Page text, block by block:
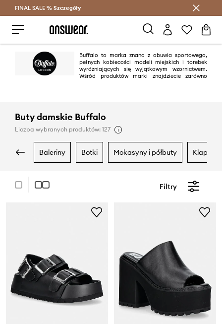
Oszczędzaj z Answear Club >
FINAL SALE % Szczegóły
Buffalo to marka znana z obuwia sportowego,
pełnych kobiecości modeli miejskich i torebek
wyróżniających się wyjątkowym wzornictwem.
Wśród produktów marki znajdziecie zarówno
Buty damskie Buffalo
Liczba wybranych produktów: 127
baleriny botki mokasyny i półbuty klapki i
Filtry